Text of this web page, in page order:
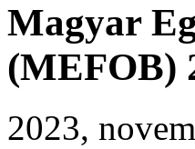
Magyar
(MEFOB)
2023,